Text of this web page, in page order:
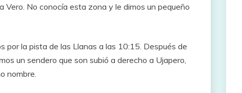
No conocía esta zona y le dimos un pequeño
por la pista de las Llanas a las 10:15. Después de
un sendero que son subió a derecho a Ujapero,
nombre.